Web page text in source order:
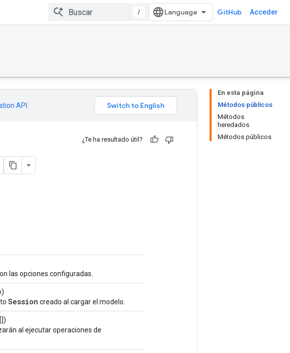
/ GitHub Acceder
En esta página
Métodos públicos
Métodos
heredados
Métodos públicos
API
¿Te ha resultado útil?
las opciones configuradas.
Session creado al cargar el modelo.
al ejecutar operaciones de